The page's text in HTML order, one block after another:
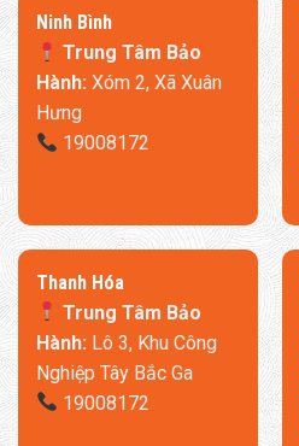
Ninh Bình
Trung Tâm Bảo
Hành:Xóm 2, Xã Xuân
Hưng
19008172
Thanh Hóa
Trung Tâm Bảo
Hành:Lô 3, Khu Công
Nghiệp Tây Bắc Ga
19008172